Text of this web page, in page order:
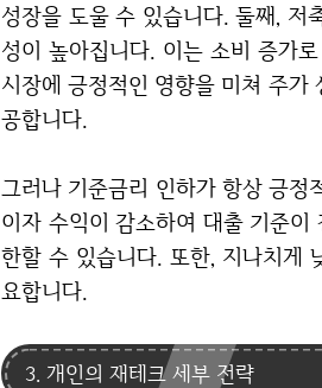
성장을 도울 수 있습니다. 둘째, 저
성이 높아집니다. 이는 소비 증가
시장에 긍정적인 영향을 미쳐 주가
공합니다.
그러나 기준금리 인하가 항상 긍정
이자 수익이 감소하여 대출 기준
한할 수 있습니다. 또한, 지나치게
요합니다.
3. 개인의 재테크 세부 전략